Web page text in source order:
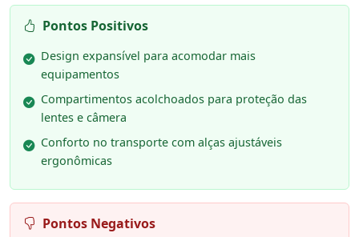
Pontos Positivos
Design expansível para acomodar mais
equipamentos
Compartimentos acolchoados para proteção das
lentes e câmera
Conforto no transporte com alças ajustáveis
ergonômicas
Pontos Negativos